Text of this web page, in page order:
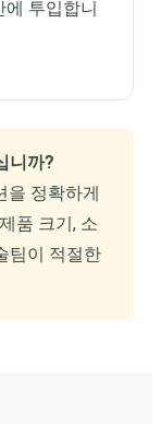
에 투입합니
니까?
을 정확하게
품 크기, 소
팀이 적절한